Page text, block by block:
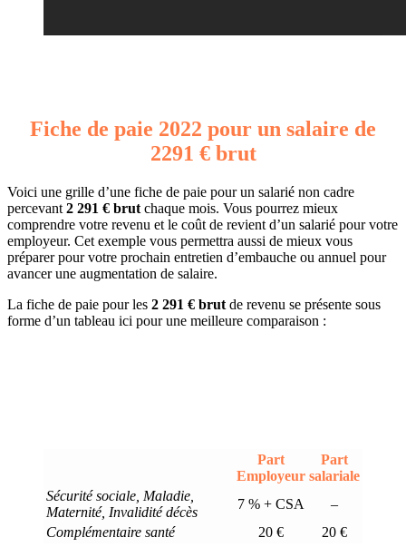
Fiche de paie 2022 pour un salaire de
2291 € brut
Voici une grille d’une fiche de paie pour un salarié non cadre
percevant 2 291 € brut chaque mois. Vous pourrez mieux
comprendre votre revenu et le coût de revient d’un salarié pour votre
employeur. Cet exemple vous permettra aussi de mieux vous
préparer pour votre prochain entretien d’embauche ou annuel pour
avancer une augmentation de salaire.
La fiche de paie pour les 2 291 € brut de revenu se présente sous
forme d’un tableau ici pour une meilleure comparaison :
Part
Employeur
Part
salariale
Sécurité sociale, Maladie,
Maternité, Invalidité décès
7 % + CSA
–
Complémentaire santé
20 € 20 €